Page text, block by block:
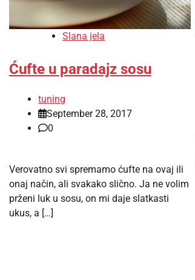
Slana jela
Ćufte u paradajz sosu
tuning
September 28, 2017
0
Verovatno svi spremamo ćufte na ovaj ili
onaj način, ali svakako slično. Ja ne volim
prženi luk u sosu, on mi daje slatkasti
ukus, a […]